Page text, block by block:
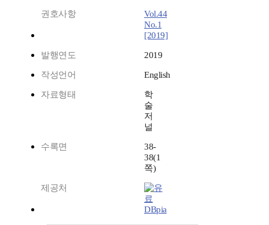
권호사항
Vol.44
No.1
[2019]
발행연도 2019
작성언어 English
자료형태
학
술
저
널
수록면
38-
38(1
쪽)
제공처
DBpia